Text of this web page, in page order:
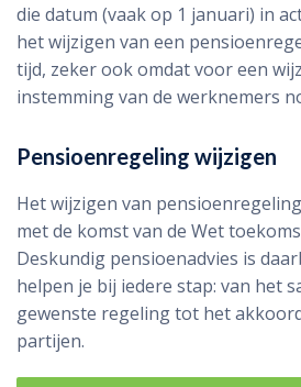
die datum (vaak op 1 januari) in
het wijzigen van een
tijd, zeker ook omdat voor een
instemming van de werknemers
Pensioenregeling wijzigen
Het wijzigen van
met de komst van de Wet
Deskundig pensioenadvies is
helpen je bij iedere stap: van het
gewenste regeling tot het
partijen.